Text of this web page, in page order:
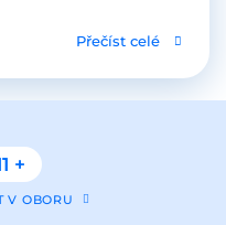
Přečíst celé
+
V OBORU